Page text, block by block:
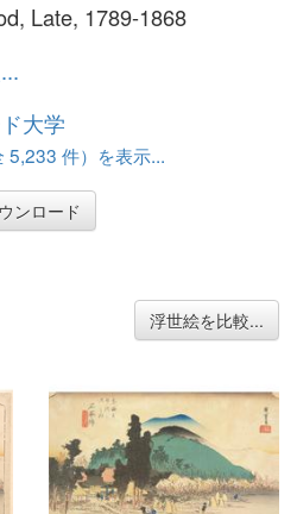
Late, 1789-1868
大学
5,233 件）を表示...
ンロード
浮世絵を比較...